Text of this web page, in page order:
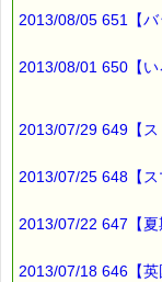
ｅクーポン：****-
タイプ ：くじ
200円（1等）～50
割引き金額は、買
す。
※単品でも「こころ
※1度のご購入につ
2013/08/05 651【バ
2013/08/01 650【い
2013/07/29 649【ス
2013/07/25 648【ス
2013/07/22 647【夏
2013/07/18 646【英